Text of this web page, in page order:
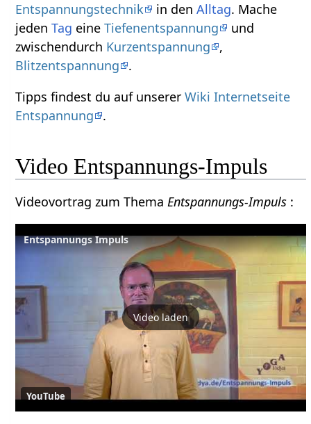
Entspannungstechnik
in denAlltag. Mache
jedenTag eineTiefenentspannung
und
zwischendurch Kurzentspannung
,
Blitzentspannung
.
Tipps findest du auf unsererWiki Internetseite
Entspannung
.
Video Entspannungs-Impuls
Videovortrag zum ThemaEntspannungs-Impuls :
Entspannungs Impuls
Video laden
YouTube